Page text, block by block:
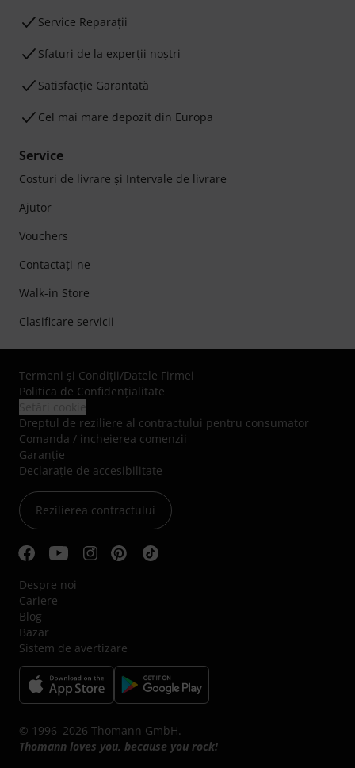
Service Reparații
Sfaturi de la experții noștri
Satisfacție Garantată
Cel mai mare depozit din Europa
Service
Costuri de livrare şi Intervale de livrare
Ajutor
Vouchers
Contactaţi-ne
Walk-in Store
Clasificare servicii
Termeni şi Condiţii/Datele Firmei
Politica de Confidenţialitate
Dreptul de reziliere al contractului pentru consumator
Comanda / incheierea comenzii
Garanție
Declarație de accesibilitate
Rezilierea contractului
Despre noi
Cariere
Blog
Bazar
Sistem de avertizare
© 1996–2026 Thomann GmbH.
Thomann loves you, because you rock!